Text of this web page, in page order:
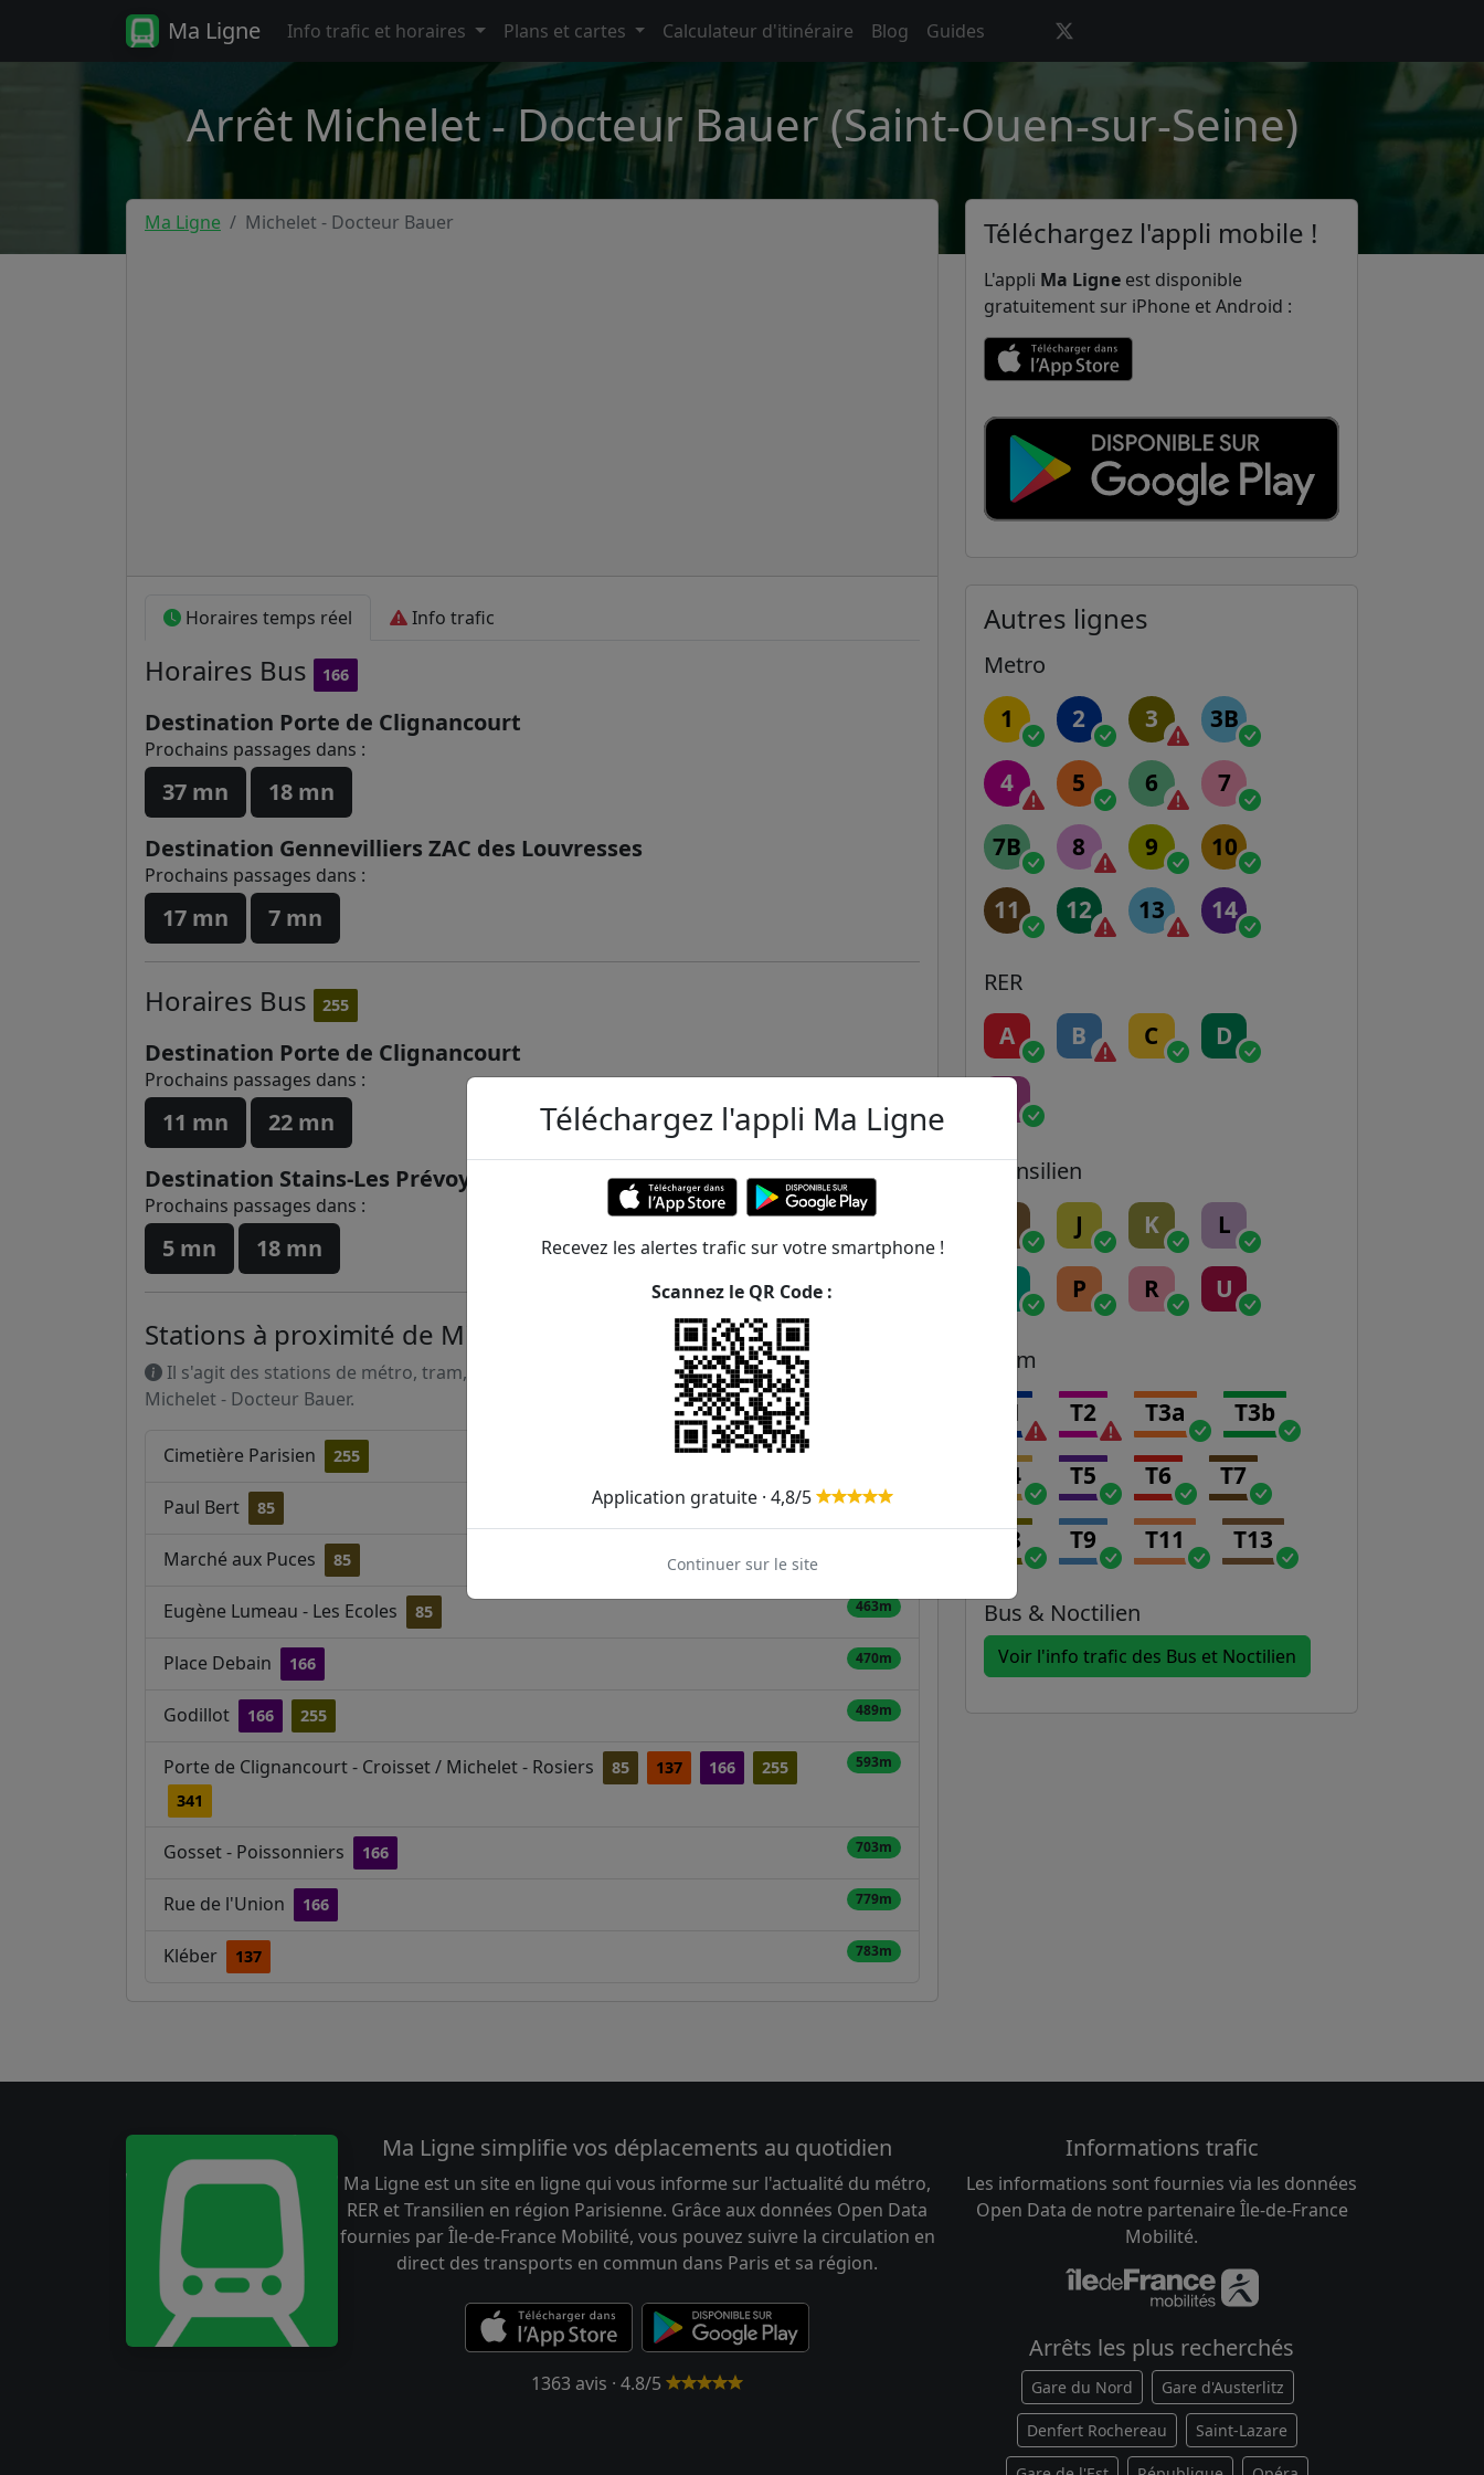
Ma Ligne Info trafic et horaires Plans et cartes Calculateur d'itinéraire Blog Guides
Arrêt Michelet - Docteur Bauer (Saint-Ouen-sur-Seine)
Ma Ligne Michelet - Docteur Bauer
Horaires temps réel Info trafic
Horaires Bus 166
Destination Porte de Clignancourt
Prochains passages dans :
37 mn
18 mn
Destination Gennevilliers ZAC des Louvresses
Prochains passages dans :
17 mn 7 mn
Horaires Bus 255
Destination Porte de Clignancourt
Prochains passages dans :
11 mn
22 mn
Destination Stains-Les Prévoyants
Prochains passages dans :
5 mn 18 mn
Stations à proximité de Michelet - Docteur Bauer
Il s'agit des stations de métro, tram, RER et transilien situées à moins de 1km de la gare
Michelet - Docteur Bauer.
Cimetière Parisien 255
Paul Bert 85 367m
Marché aux Puces 85
Eugène Lumeau - Les Ecoles 85 463m
Place Debain 166 470m
Godillot 166 255 489m
Porte de Clignancourt - Croisset / Michelet - Rosiers 85 137 166
255
341
593m
Gosset - Poissonniers 166 703m
Rue de l'Union 166 779m
Kléber 137 783m
Téléchargez l'appli mobile !
L'appli Ma Ligne est disponible
gratuitement sur iPhone et Android :
Autres lignes
Metro
1 2 3 3B
4 5 6 7
7B 8 9 10
11 12 13 14
RER
A B C D
Transilien
J K L
P R U
Tram
T1 T2 T3a T3b
T4 T5 T6 T7
T8 T9 T11 T13
Bus & Noctilien
Voir l'info trafic des Bus et Noctilien
Ma Ligne simplifie vos déplacements au quotidien
Ma Ligne est un site en ligne qui vous informe sur l'actualité du métro,
RER et Transilien en région Parisienne. Grâce aux données Open Data
fournies par Île-de-France Mobilité, vous pouvez suivre la circulation en
direct des transports en commun dans Paris et sa région.
1363 avis · 4.8/5
Informations trafic
Les informations sont fournies via les données
Open Data de notre partenaire Île-de-France
Mobilité.
Arrêts les plus recherchés
Gare du Nord Gare d'Austerlitz
Denfert Rochereau Saint-Lazare
Téléchargez l'appli Ma Ligne
Recevez les alertes trafic sur votre smartphone !
Scannez le QR Code :
Application gratuite · 4,8/5
Continuer sur le site